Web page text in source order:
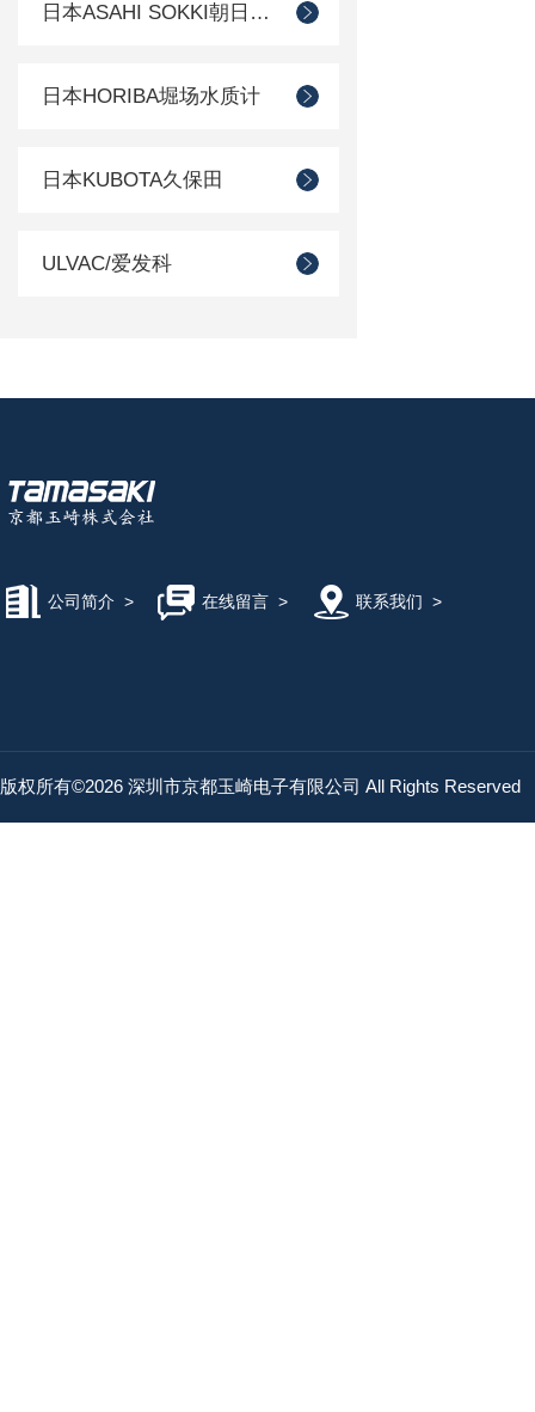
日本ASAHI SOKKI朝日测器
日本HORIBA堀场水质计
日本KUBOTA久保田
ULVAC/爱发科
公司简介 > 在线留言> 联系我们 >
版权所有©2026 深圳市京都玉崎电子有限公司 All Rights Reserved